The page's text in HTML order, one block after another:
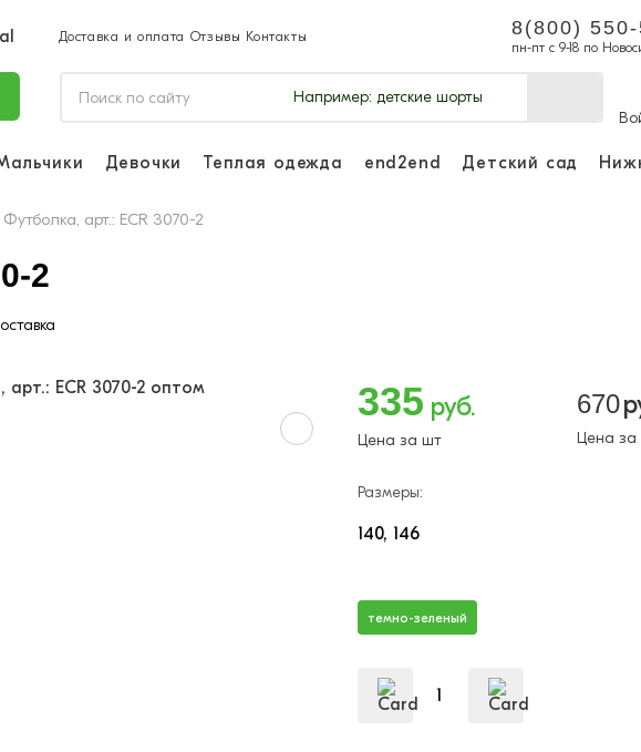
Доставка и оплата Отзывы Контакты 8(800) 550-
пн-пт с 9-18 по
Например: детские шорты
Девочки Теплая одежда end2end Детский сад
Футболка, арт.: ECR 3070-2
2
335 руб.
Цена за шт
670
Цена за
Размеры:
140 146
темно-зеленый